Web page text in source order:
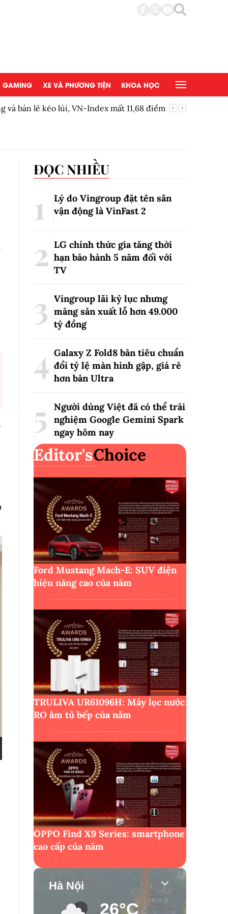
GAMING XE VÀ PHƯƠNG TIỆN KHOA HỌC
và bán lẻ kéo lùi, VN-Index mất 11,68 điểm
ĐỌC NHIỀU
Lý do Vingroup đặt tên sân
vận động là VinFast2
LG chính thức gia tăng thời
hạn bảo hành 5 năm đối với
TV
Vingroup lãi kỷ lục nhưng
mảng sản xuất lỗ hơn 49.000
tỷ đồng
Galaxy Z Fold8 bản tiêu chuẩn
đổi tỷ lệ màn hình gập, giá rẻ
hơn bản Ultra
Người dùng Việt đã có thể trải
nghiệm Google Gemini Spark
ngay hôm nay
Editor'sChoice
Ford Mustang Mach-E: SUV điện
hiệu năng cao của năm
TRULIVA UR61096H: Máy lọc nước
RO âm tủ bếp của năm
OPPO Find X9 Series: smartphone
cao cấp của năm
Hà Nội
26°C